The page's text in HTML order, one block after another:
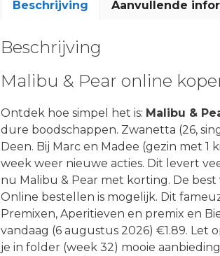
Beschrijving Aanvullende
Beschrijving
Malibu & Pear online
Ontdek hoe simpel het is: Malibu &
dure boodschappen. Zwanetta (26,
Deen. Bij Marc en Madee (gezin met
week weer nieuwe acties. Dit levert
nu Malibu & Pear met korting. De
Online bestellen is mogelijk. Dit
Premixen, Aperitieven en premix en
vandaag (6 augustus 2026) €1.89. Let
je in folder (week 32) mooie